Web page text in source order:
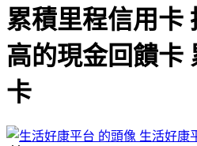
累積里程信用卡
高的現金回饋卡
卡
生活好康